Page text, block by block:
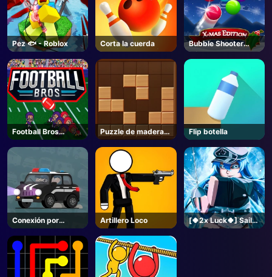
Pez 🐟 - Roblox Corta la cuerda
Bubble Shooter
Blitz
Football Bros
Unblocked
Puzzle de madera
de bloque
Flip botella
Conexión por
carretera
Artillero Loco
[🍀2x Luck🍀] Sailor
Piece-Roblox